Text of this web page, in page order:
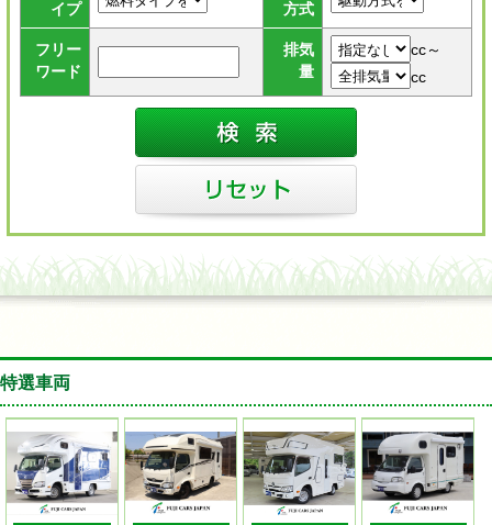
イプ
方式
フリー
ワード
排気
量
cc～
cc
特選車両